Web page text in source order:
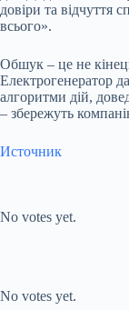
довіри та відчуття
всього».
Обшук – це не
Електрогенератор
алгоритми дій,
– збережуть
Источник
No votes yet.
No votes yet.